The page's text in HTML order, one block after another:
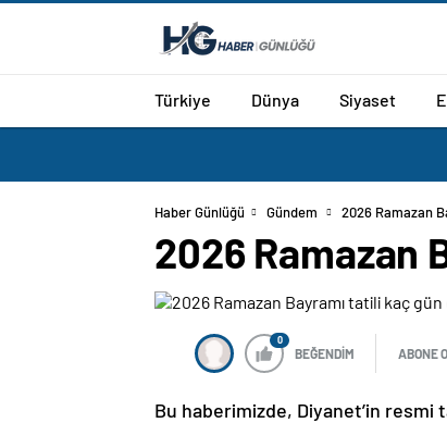
Türkiye Dünya Siyaset
Haber Günlüğü Gündem 2026 Ramazan
2026 Ramazan
0
BEĞENDİM ABONE
Bu haberimizde, Diyanet’in